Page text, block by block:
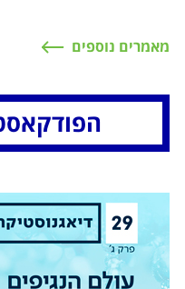
מאמרים נוספים